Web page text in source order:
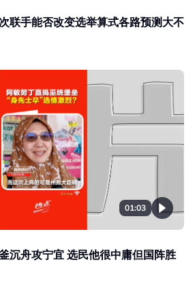
联手能否改变选举算式各路预测大不
01:03
沉舟攻宁宜 选民他很中庸但国阵胜